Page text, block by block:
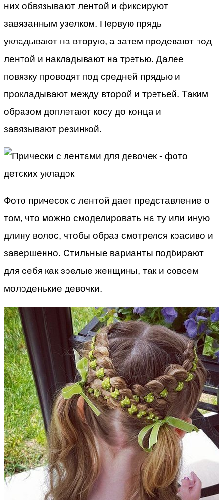
них обвязывают лентой и фиксируют
завязанным узелком. Первую прядь
укладывают на вторую, а затем продевают под
лентой и накладывают на третью. Далее
повязку проводят под средней прядью и
прокладывают между второй и третьей. Таким
образом доплетают косу до конца и
завязывают резинкой.
Фото причесок с лентой дает представление о
том, что можно смоделировать на ту или иную
длину волос, чтобы образ смотрелся красиво и
завершенно. Стильные варианты подбирают
для себя как зрелые женщины, так и совсем
молоденькие девочки.